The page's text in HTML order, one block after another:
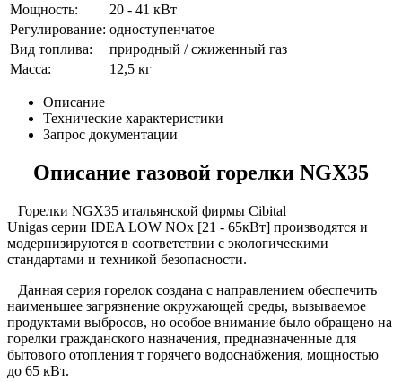
Мощность:
20 - 41 кВт
Регулирование: одноступенчатое
Вид топлива:
природный / сжиженный газ
Масса:
12,5 кг
Описание
Технические характеристики
Запрос документации
Описание газовой горелки NGX35
Горелки NGX35 итальянской фирмы Cibital
Unigas серии IDEA LOW NOx [21 - 65кВт] производятся и
модернизируются в соответствии с экологическими
стандартами и техникой безопасности.
Данная серия горелок создана с направлением обеспечить
наименьшее загрязнение окружающей среды, вызываемое
продуктами выбросов, но особое внимание было обращено на
горелки гражданского назначения, предназначенные для
бытового отопления т горячего водоснабжения, мощностью
до 65 кВт.